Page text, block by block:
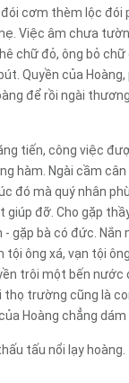
đói cơm thèm lộc
Việc âm chưa
chữ đỏ, ông bỏ chữ
Quyền của
để rồi ngài
tiến, công việc
hàm. Ngài cầm
đó mà quý nhân
đỡ. Cho gặp
- gặp bà có đức.
tội ông xá, vạn tội
trôi một bến nước
thọ trường cũng là
Hoàng chẳng dám
tấu nổi lạy